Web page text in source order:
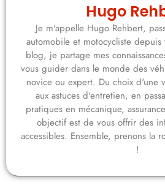
Hugo
Je m'appelle Hugo Rehbert,
automobile et motocycliste
blog, je partage mes
vous guider dans le monde des
novice ou expert. Du choix d'une
aux astuces d'entretien, en
pratiques en mécanique,
objectif est de vous offrir des
accessibles. Ensemble, prenons la
!